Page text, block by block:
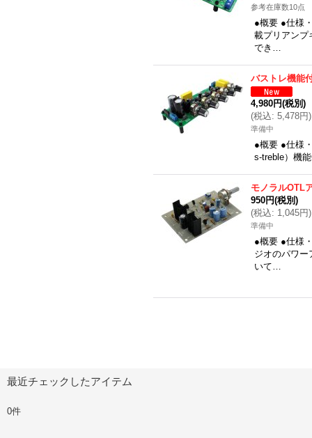
参考在庫数10点
●概要 ●仕様
載プリアンプ
でき…
バストレ機能
4,980円(税別)
(税込: 5,478円)
準備中
●概要 ●仕様
s-treble）機
モノラルOTL
950円(税別)
(税込: 1,045円)
準備中
●概要 ●仕様
ジオのパワー
いて…
最近チェックしたアイテム
0件